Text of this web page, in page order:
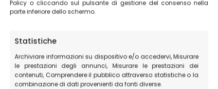
Policy o cliccando sul pulsante di gestione del consenso nella
parte inferiore dello schermo.
Statistiche
Archiviare informazioni su dispositivo e/o accedervi, Misurare
le prestazioni degli annunci, Misurare le prestazioni dei
contenuti, Comprendere il pubblico attraverso statistiche o la
combinazione di dati provenienti da fonti diverse.
Grazie alle aziende presenti sul posto non sarà difficile
riparare la propria bici e ritornare a pedalare per
Itinerari e sentieri nella zona di
Castelluccio di Norcia